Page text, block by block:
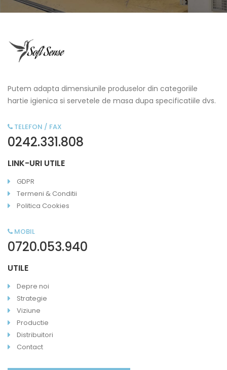
Putem adapta dimensiunile produselor din categoriile
hartie igienica si servetele de masa dupa specificatiile dvs.
TELEFON / FAX
0242.331.808
LINK-URI UTILE
GDPR
Termeni & Conditii
Politica Cookies
MOBIL
0720.053.940
UTILE
Depre noi
Strategie
Viziune
Productie
Distribuitori
Contact